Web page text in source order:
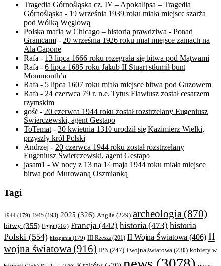
Tragedia Górnośląska cz. IV – Apokalipsa – Tragedia
Górnośląska - 19 września 1939 roku miała miejsce szarża
pod Wólką Węglową
Polska mafia w Chicago – historia prawdziwa - Ponad
Granicami - 20 września 1926 roku miał miejsce zamach na
Ala Capone
Rafa - 13 lipca 1666 roku rozegrała się bitwa pod Mątwami
Rafa - 6 lipca 1685 roku Jakub II Stuart stłumił bunt
Mommonth’a
Rafa - 5 lipca 1607 roku miała miejsce bitwa pod Guzowem
Rafa - 24 czerwca 79 r. n.e. Tytus Flawiusz został cesarzem
rzymskim
gość - 20 czerwca 1944 roku został rozstrzelany Eugeniusz
Świerczewski, agent Gestapo
ToTemat- 30 kwietnia 1310 urodził się Kazimierz Wielki,
przyszły król Polski
Andrzej - 20 czerwca 1944 roku został rozstrzelany
Eugeniusz Świerczewski, agent Gestapo
jasam1 - W nocy z 13 na 14 maja 1944 roku miała miejsce
bitwa pod Murowaną Oszmianką
Tagi
1944 (179) 1945 (193) 2025 (326) Anglia (229) archeologia (870)
bitwy (355) Egipt(202) Francja (442) historia (473) historia
Polski (554) hiszpania (179) III Rzesza (201) II Wojna Światowa (406) II
wojna światowa (916) IPN (247) I wojna światowa (230) kobiety w